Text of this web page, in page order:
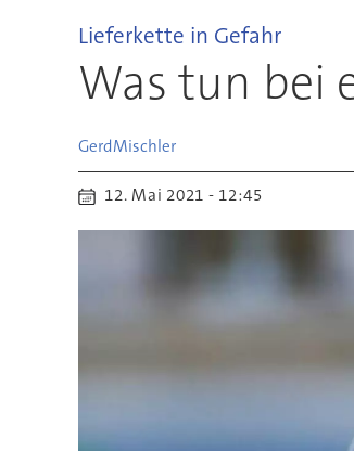
Lieferkette in Gefahr
Was tun bei
GerdMischler
12. Mai 2021 - 12:45